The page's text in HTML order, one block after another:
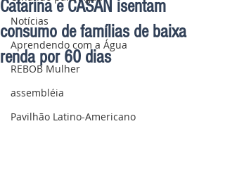
Notícias
Aprendendo com a Água
REBOB Mulher
assembléia
Pavilhão Latino-Americano
Catarina e CASAN isentam
consumo de famílias de baixa
renda por 60 dias